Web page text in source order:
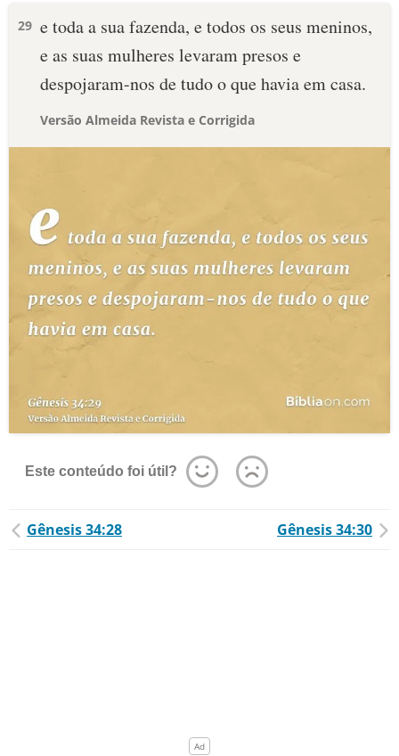
29 e toda a sua fazenda, e todos os seus meninos,
e as suas mulheres levaram presos e
despojaram-nos de tudo o que havia em casa.
Versão Almeida Revista e Corrigida
Este conteúdo foi útil?
Gênesis 34:28 Gênesis 34:30